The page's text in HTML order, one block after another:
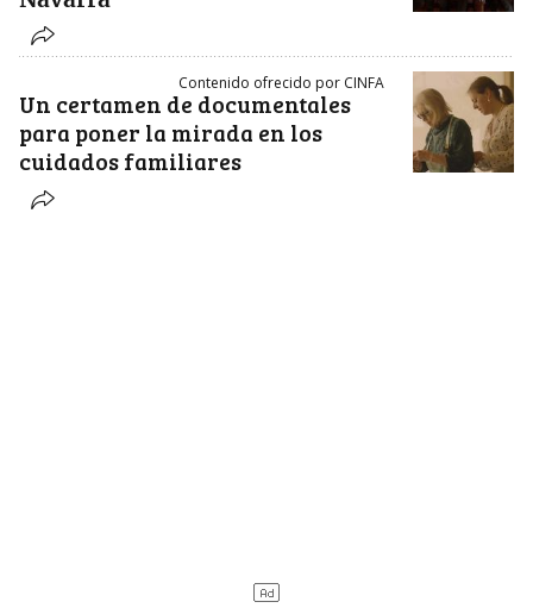
Contenido ofrecido por CINFA
Un certamen de documentales
para poner la mirada en los
cuidados familiares